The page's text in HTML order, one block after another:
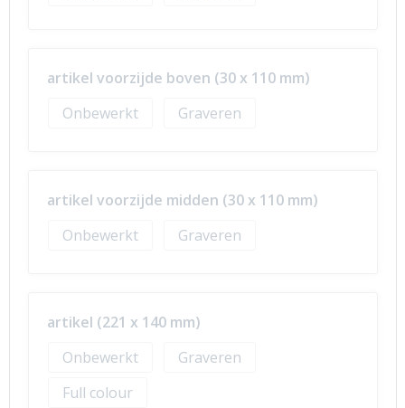
artikel voorzijde boven (30 x 110 mm)
Onbewerkt
Graveren
artikel voorzijde midden (30 x 110 mm)
Onbewerkt
Graveren
artikel (221 x 140 mm)
Onbewerkt
Graveren
Full colour